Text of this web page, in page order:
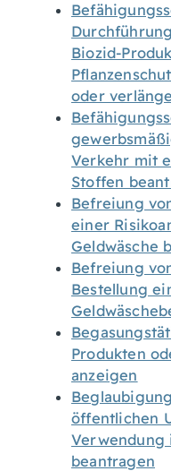
Biozid-
oder
Verkehr mit
Stoffen
Befreiung
einer
Geldwäsche
Befreiung
Bestellung
Produkten
anzeigen
öffentlichen
Verwendung
beantragen